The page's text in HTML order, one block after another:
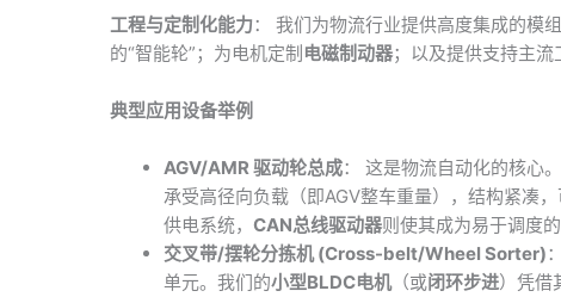
工程与定制化能力： 我们为物流行业提供高度集成的模
的“智能轮”；为电机定制 电磁制动器；以及提供支持主流
典型应用设备举例
AGV/AMR 驱动轮总成： 这是物流自动化的核心
承受高径向负载（即AGV整车重量），结构紧凑
供电系统， CAN总线驱动器则使其成为易于调度的
交叉带/摆轮分拣机 (Cross-belt/Wheel Sorter)
单元。我们的小型BLDC电机（或闭环步进）凭借